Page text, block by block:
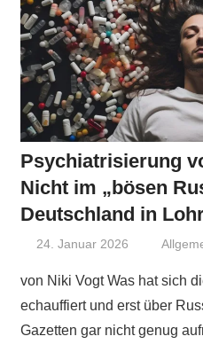
Psychiatrisierung
Nicht im „bösen
Deutschland in
24. Januar 2026 Niki
von Niki Vogt Was hat sich
echauffiert und erst über
Gazetten gar nicht genug